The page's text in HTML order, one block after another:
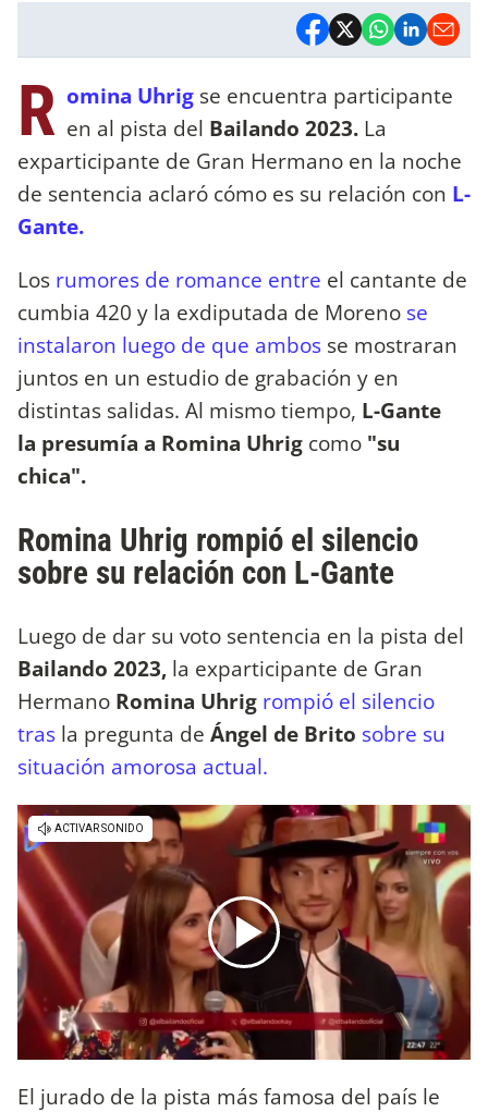
R omina Uhrig se encuentra participante
en al pista del Bailando 2023. La
exparticipante de Gran Hermano en la noche
de sentencia aclaró cómo es su relación con L-
Gante.
Los rumores de romance entre el cantante de
cumbia 420 y la exdiputada de Moreno se
instalaron luego de que ambos se mostraran
juntos en un estudio de grabación y en
distintas salidas. Al mismo tiempo, L-Gante
la presumía a Romina Uhrig como "su
chica".
Romina Uhrig rompió el silencio
sobre su relación con L-Gante
Luego de dar su voto sentencia en la pista del
Bailando 2023, la exparticipante de Gran
Hermano Romina Uhrig rompió el silencio
tras la pregunta de Ángel de Brito sobre su
situación amorosa actual.
El jurado de la pista más famosa del país le